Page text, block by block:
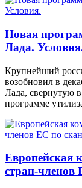
Новая
Лада.
Крупнейший
возобновил в
Лада, свернутую
программе
Европейская
стран-членов